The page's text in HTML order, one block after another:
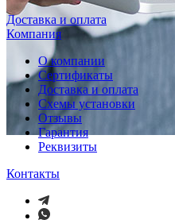
Доставка и оплата
Компания
О компании
Сертификаты
Доставка и оплата
Схемы установки
Отзывы
Гарантия
Реквизиты
Контакты